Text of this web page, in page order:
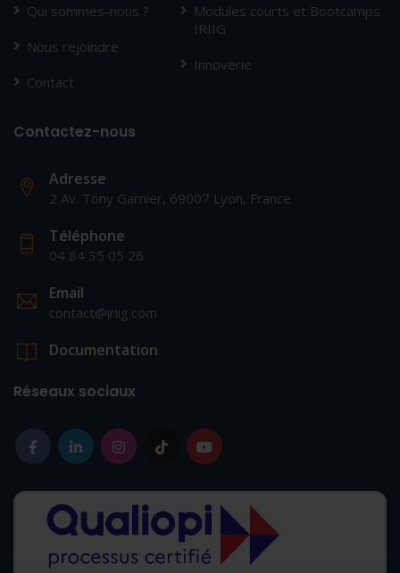
Qui sommes-nous ?
Nous rejoindre
Contact
Modules courts et Bootcamps
IRIIG
Innoverie
Contactez-nous
Adresse
2 Av. Tony Garnier, 69007 Lyon, France
Téléphone
04 84 35 05 26
Email
contact@iriig.com
Documentation
Réseaux sociaux